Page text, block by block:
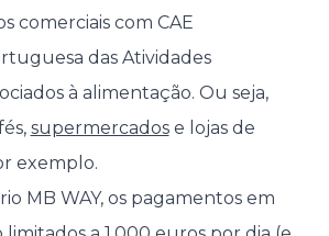
comerciais com CAE
das Atividades
à alimentação. Ou seja,
supermercadose lojas de
exemplo.
MB WAY, os pagamentos em